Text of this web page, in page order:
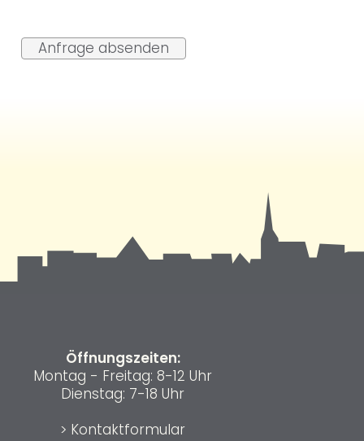
Öffnungszeiten:
Montag - Freitag: 8-12 Uhr
Dienstag: 7-18 Uhr
> Kontaktformular